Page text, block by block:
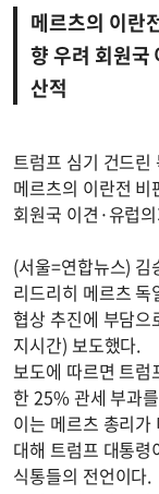
메르츠의 이란
향 우려 회원국
산적
트럼프 심기 건드
메르츠의 이란전
회원국 이견·유럽
(서울=연합뉴스)
리드리히 메르츠
협상 추진에 부담으
지시간) 보도했다.
보도에 따르면 트럼
한 25% 관세 부과
이는 메르츠 총리
대해 트럼프 대통
식통들의 전언이다.